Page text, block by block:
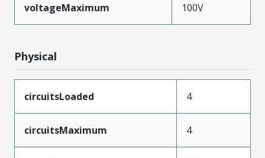
voltageMaximum 100V
Physical
circuitsLoaded 4
circuitsMaximum 4